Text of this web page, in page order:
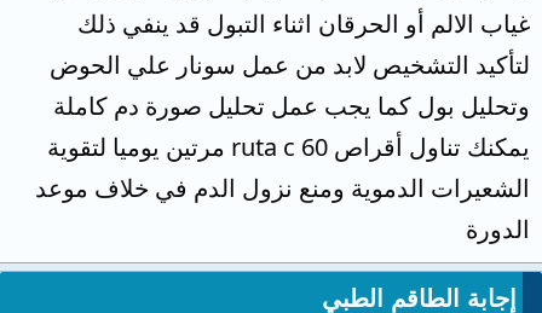
غياب الالم أو الحرقان اثناء التبول قد ينفي ذلك
لتأكيد التشخيص لابد من عمل سونار علي الحوض
وتحليل بول كما يجب عمل تحليل صورة دم كاملة
يمكنك تناول أقراص ruta c 60 مرتين يوميا لتقوية
الشعيرات الدموية ومنع نزول الدم في خلاف موعد
الدورة
إجابة الطاقم الطبي